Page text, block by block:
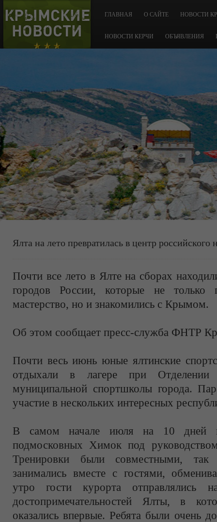
КРЫМСКИЕ
НОВОСТИ
ГЛАВНАЯ О САЙТЕ НОВОСТИ
НОВОСТИ КЕРЧИ ОБЪЯВЛЕНИЯ
Ялта на лето превратилась в центр российского
Почти все лето в Ялте на сборах
городов России, которые не только
мастерство, но и знакомились с Крымом.
Об этом сообщает пресс-служба ФНТР
Почти весь июнь юные ялтинские
отдыхали в лагере при Отделении
муниципальной спортшколы города.
участие в нескольких интересных
В самом начале июля на 10 дней
подмосковных Химок под
Тренировки были совместными,
занимались вместе с гостями,
утро гости курорта
достопримечательностей Ялты, в
оказались впервые. Ребята были очень